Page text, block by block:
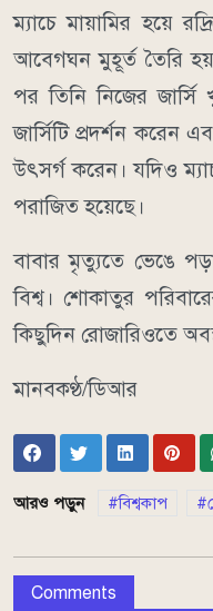
ম্যাচে মায়ামির হয়ে
আবেগঘন মুহূর্ত তৈরি
পর তিনি নিজের
জার্সিটি প্রদর্শন করেন
উৎসর্গ করেন। যদিও
পরাজিত হয়েছে।
বাবার মৃত্যুতে ভেঙে
বিশ্ব। শোকাতুর
কিছুদিন রোজারিওতে
মানবকণ্ঠ/ডিআর
আরও পড়ুন বিশ্বকাপ
Comments